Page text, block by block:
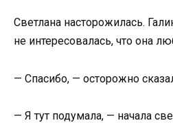
Светлана насторожилась.
не интересовалась, что она
— Спасибо, — осторожно
— Я тут подумала, — начала